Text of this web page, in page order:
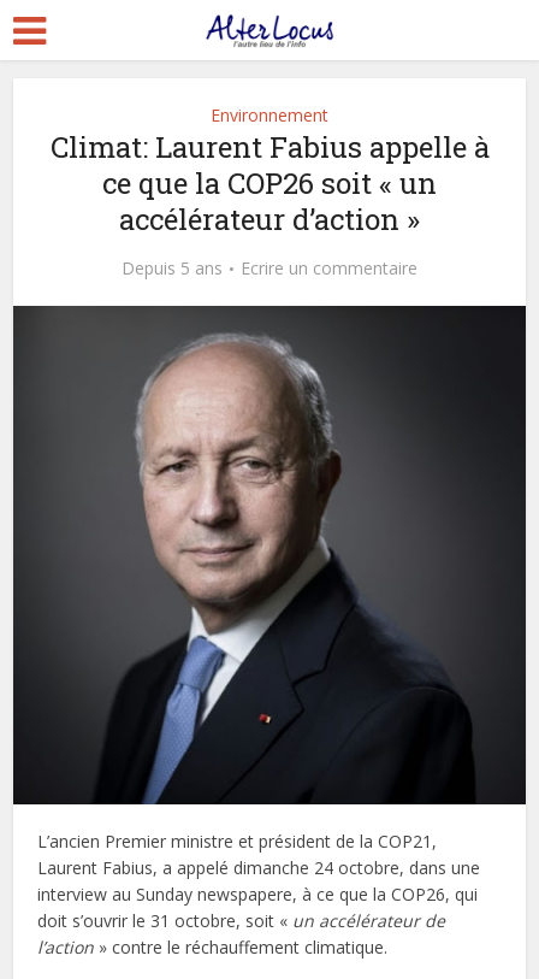
Environnement
Climat: Laurent Fabius appelle à
ce que la COP26 soit « un
accélérateur d’action »
Depuis 5 ans Ecrire un commentaire
L’ancien Premier ministre et président de la COP21,
Laurent Fabius, a appelé dimanche 24 octobre, dans une
interview au Sunday newspapere, à ce que la COP26, qui
doit s’ouvrir le 31 octobre, soit « un accélérateur de
l’action » contre le réchauffement climatique.